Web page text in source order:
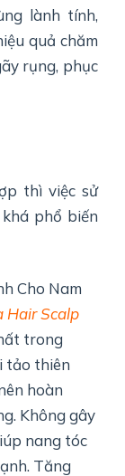
lành tính,
quả chăm
rụng, phục
thì việc sử
phổ biến
Cho Nam
Hair Scalp
trong
tảo thiên
hoàn
Không gây
nang tóc
Tăng